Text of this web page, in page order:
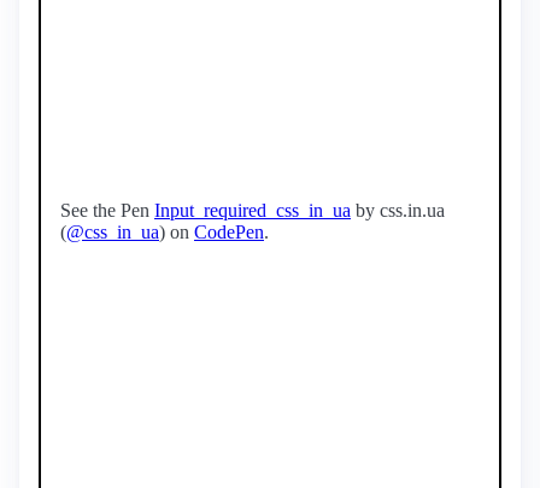
See the Pen Input_required_css_in_ua by css.in.ua
(@css_in_ua) on CodePen.